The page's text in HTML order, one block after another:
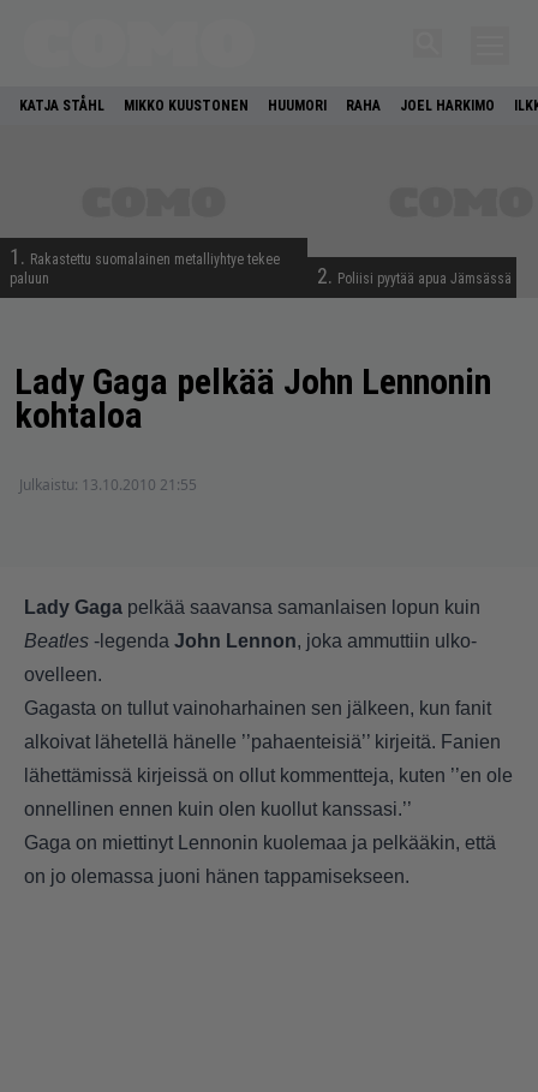
KATJA STÅHL MIKKO KUUSTONEN HUUMORI RAHA JOEL HARKIMO
1. Rakastettu suomalainen metalliyhtye tekee
paluun
2. Poliisi pyytää apua Jämsässä
Lady Gaga pelkää John Lennonin
kohtaloa
Julkaistu: 13.10.2010 21:55
Lady Gaga pelkää saavansa samanlaisen lopun kuin
Beatles -legenda John Lennon, joka ammuttiin ulko-
ovelleen.
Gagasta on tullut vainoharhainen sen jälkeen, kun fanit
alkoivat lähetellä hänelle ’’pahaenteisiä’’ kirjeitä. Fanien
lähettämissä kirjeissä on ollut kommentteja, kuten ’’en ole
onnellinen ennen kuin olen kuollut kanssasi.’’
Gaga on miettinyt Lennonin kuolemaa ja pelkääkin, että
on jo olemassa juoni hänen tappamisekseen.